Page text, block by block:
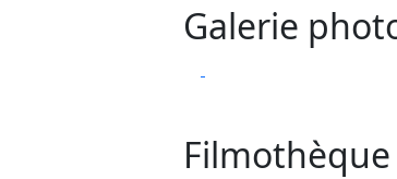
Galerie
Filmothèque